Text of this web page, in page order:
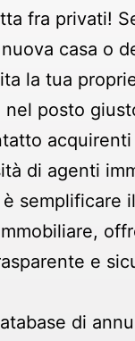
fra privati!
casa o
la tua
posto
di agenti
semplificare
e
di